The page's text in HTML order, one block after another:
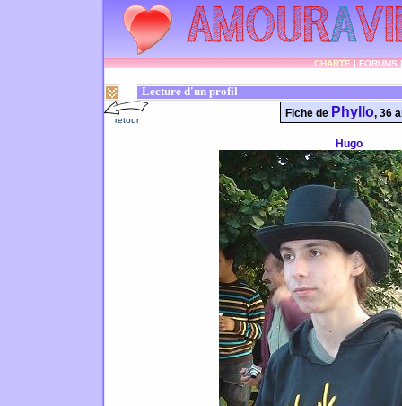
CHARTE|FORUMS
Lecture d'un profil
retour
Fiche de Phyllo, 36
Hugo